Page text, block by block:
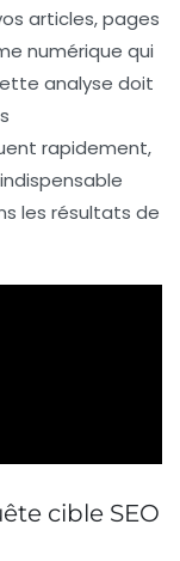
articles, pages
numérique qui
analyse doit
rapidement,
les résultats de
cible SEO